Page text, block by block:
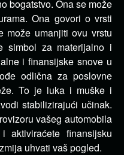
bogatstvo. Ona se može
Ona govori o vrsti
može umanjiti ovu vrstu
simbol za materijalno i
i finansijske snove u
odlična za poslovne
To je luka i muške i
stabilizirajući učinak.
vašeg automobila
finansijsku
uhvati vaš pogled.